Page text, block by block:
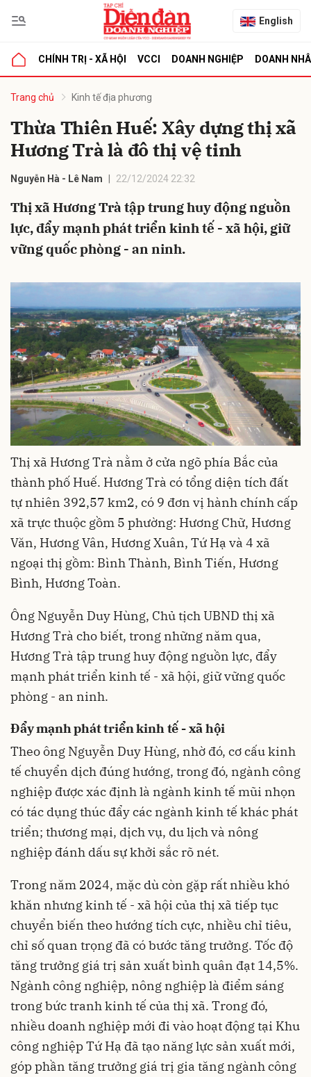
English
CHÍNH TRỊ - XÃ HỘI VCCI DOANH NGHIỆP DOANH
Trang chủ Kinh tế địa phương
Thừa Thiên Huế: Xây dựng thị xã
Hương Trà là đô thị vệ tinh
Nguyễn Hà - Lê Nam 22/12/2024 22:32
Thị xã Hương Trà tập trung huy động nguồn
lực, đẩy mạnh phát triển kinh tế - xã hội, giữ
vững quốc phòng - an ninh.
Thị xã Hương Trà nằm ở cửa ngõ phía Bắc của
thành phố Huế. Hương Trà có tổng diện tích đất
tự nhiên 392,57 km2, có 9 đơn vị hành chính cấp
xã trực thuộc gồm 5 phường: Hương Chữ, Hương
Văn, Hương Vân, Hương Xuân, Tứ Hạ và 4 xã
ngoại thị gồm: Bình Thành, Bình Tiến, Hương
Bình, Hương Toàn.
Ông Nguyễn Duy Hùng, Chủ tịch UBND thị xã
Hương Trà cho biết, trong những năm qua,
Hương Trà tập trung huy động nguồn lực, đẩy
mạnh phát triển kinh tế - xã hội, giữ vững quốc
phòng - an ninh.
Đẩy mạnh phát triển kinh tế - xã hội
Theo ông Nguyễn Duy Hùng, nhờ đó, cơ cấu kinh
tế chuyển dịch đúng hướng, trong đó, ngành công
nghiệp được xác định là ngành kinh tế mũi nhọn
có tác dụng thúc đẩy các ngành kinh tế khác phát
triển; thương mại, dịch vụ, du lịch và nông
nghiệp đánh dấu sự khởi sắc rõ nét.
Trong năm 2024, mặc dù còn gặp rất nhiều khó
khăn nhưng kinh tế - xã hội của thị xã tiếp tục
chuyển biến theo hướng tích cực, nhiều chỉ tiêu,
chỉ số quan trọng đã có bước tăng trưởng. Tốc độ
tăng trưởng giá trị sản xuất bình quân đạt 14,5%.
Ngành công nghiệp, nông nghiệp là điểm sáng
trong bức tranh kinh tế của thị xã. Trong đó,
nhiều doanh nghiệp mới đi vào hoạt động tại Khu
công nghiệp Tứ Hạ đã tạo năng lực sản xuất mới,
góp phần tăng trưởng giá trị gia tăng ngành công
luận
Hủy